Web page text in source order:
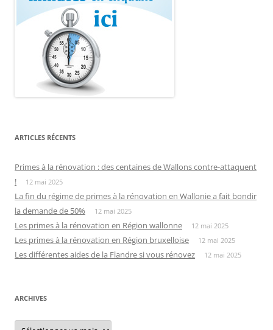
ARTICLES RÉCENTS
Primes à la rénovation : des centaines de Wallons contre-attaquent
!
12 mai 2025
La fin du régime de primes à la rénovation en Wallonie a fait bondir
la demande de 50%
12 mai 2025
Les primes à la rénovation en Région wallonne 12 mai 2025
Les primes à la rénovation en Région bruxelloise 12 mai 2025
Les différentes aides de la Flandre si vous rénovez 12 mai 2025
ARCHIVES
Archives